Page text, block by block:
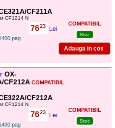
CF211A
CP1214 N
pag
COMPATIBIL
Stoc
7623 Lei
OX-
CF212A COMPATIBIL
CF212A
CP1214 N
pag
COMPATIBIL
Stoc
7623 Lei